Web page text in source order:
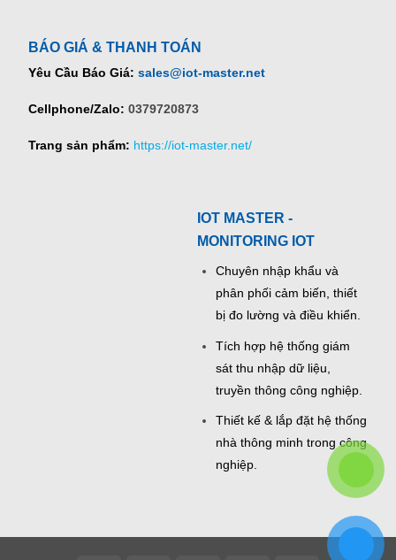
BÁO GIÁ & THANH TOÁN
Yêu Cầu Báo Giá: sales@iot-master.net
Cellphone/Zalo: 0379720873
Trang sản phẩm: https://iot-master.net/
IOT MASTER -
MONITORING IOT
Chuyên nhập khẩu và
phân phối cảm biến, thiết
bị đo lường và điều khiển.
Tích hợp hệ thống giám
sát thu nhập dữ liệu,
truyền thông công nghiệp.
Thiết kế & lắp đặt hệ thống
nhà thông minh trong công
nghiệp.